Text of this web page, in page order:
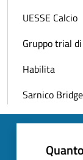
UESSE Calcio
Gruppo trial
Habilita
Sarnico